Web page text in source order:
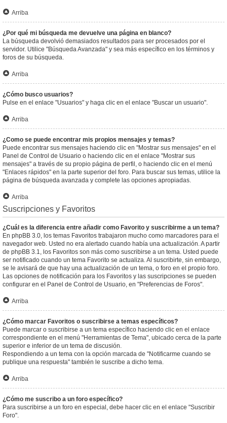
Arriba
¿Por qué mi búsqueda me devuelve una página en blanco?
La búsqueda devolvió demasiados resultados para ser procesados por el
servidor. Utilice "Búsqueda Avanzada" y sea más específico en los términos y
foros de su búsqueda.
Arriba
¿Cómo busco usuarios?
Pulse en el enlace "Usuarios" y haga clic en el enlace "Buscar un usuario".
Arriba
¿Como se puede encontrar mis propios mensajes y temas?
Puede encontrar sus mensajes haciendo clic en "Mostrar sus mensajes" en el
Panel de Control de Usuario o haciendo clic en el enlace "Mostrar sus
mensajes" a través de su propio página de perfil, o haciendo clic en el menú
"Enlaces rápidos" en la parte superior del foro. Para buscar sus temas, utilice la
página de búsqueda avanzada y complete las opciones apropiadas.
Arriba
Suscripciones y Favoritos
¿Cuál es la diferencia entre añadir como Favorito y suscribirme a un tema?
En phpBB 3.0, los temas Favoritos trabajaron mucho como marcadores para el
navegador web. Usted no era alertado cuando había una actualización. A partir
de phpBB 3.1, los Favoritos son más como suscribirse a un tema. Usted puede
ser notificado cuando un tema Favorito se actualiza. Al suscribirte, sin embargo,
se le avisará de que hay una actualización de un tema, o foro en el propio foro.
Las opciones de notificación para los Favoritos y las suscripciones se pueden
configurar en el Panel de Control de Usuario, en "Preferencias de Foros".
Arriba
¿Cómo marcar Favoritos o suscribirse a temas específicos?
Puede marcar o suscribirse a un tema específico haciendo clic en el enlace
correspondiente en el menú "Herramientas de Tema", ubicado cerca de la parte
superior e inferior de un tema de discusión.
Respondiendo a un tema con la opción marcada de "Notificarme cuando se
publique una respuesta" también le suscribe a dicho tema.
Arriba
¿Cómo me suscribo a un foro específico?
Para suscribirse a un foro en especial, debe hacer clic en el enlace "Suscribir
Foro".